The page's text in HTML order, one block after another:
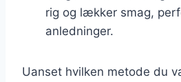
rig og lækker smag,
anledninger.
Uanset hvilken metode du